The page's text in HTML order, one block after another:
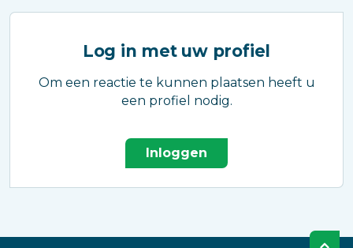
Log in met uw profiel
Om een reactie te kunnen plaatsen heeft u
een profiel nodig.
Inloggen